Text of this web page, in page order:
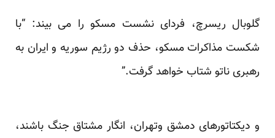
گلوبال ریسرچ، فردای نشست مسکو را می بیند: “با
شکست مذاکرات مسکو، حذف دو رژیم سوریه و ایران به
رهبری ناتو شتاب خواهد گرفت.”
و دیکتاتورهای دمشق وتهران، انگار مشتاق جنگ باشند،